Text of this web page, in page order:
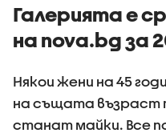
Галерията е
на nova.bg за
Някои жени на 45
на същата възраст
станат майки. Все